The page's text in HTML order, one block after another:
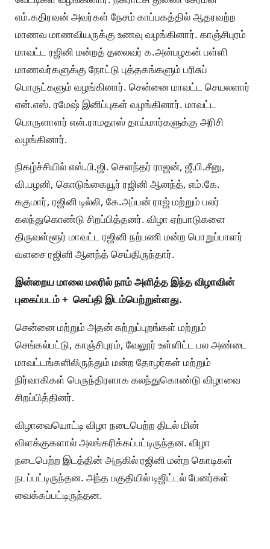
எம்.கதிரவன் அவர்கள் நேசம் காப்பகத்தில் ஆதரவற்ற
மாணவ மாணவியருக்கு உணவு வழங்கினார். காஞ்சிபுரம்
மாவட்ட ரஜினி மன்றத் தலைவர் க.அன்பழகன் பள்ளி
மாணவர்களுக்கு நோட்டு புத்தகங்களும் பரிசுப்
பொருட்களும் வழங்கினார். சென்னை மாவட்ட செயலளார்
என்.எஸ். ரமேஷ் இனிப்புகள் வழங்கினார். மாவட்ட
பொருளாளர் என்.ராமதாஸ் தாய்மார்களுக்கு அரிசி
வழங்கினார்.
நிகழ்ச்சியில் எஸ்.பி.ஜி. சௌந்தர் ராஜன், ஜீ.பி.சீனு,
வி.பழனி, கொடுங்கையூர் ரஜினி ஆனந்த், எம்.கே.
சுகுமார், ரஜினி டில்லி, கே.அப்பன் ராஜ் மற்றும் பலர்
கலந்துகொண்டு சிறப்பித்தனர். விழா ஏற்பாடுகளை
திருவள்ளூர் மாவட்ட ரஜினி நற்பணி மன்ற பொறுப்பாளர்
வளசை ரஜினி ஆனந்த் செய்திருந்தார்.
இன்றைய மாலை மலரில் நாம் அளித்த இந்த விழாவின்
புகைப்படம் + செய்தி இடம்பெற்றுள்ளது.
சென்னை மற்றும் அதன் சுற்றுப்புறங்கள் மற்றும்
செங்கல்பட்டு, காஞ்சிபுரம், வேலூர் உள்ளிட்ட பல அண்டை
மாவட்டங்களிலிருந்தும் மன்ற தோழர்கள் மற்றும்
நிர்வாகிகள் பெருந்திரளாக கலந்துகொண்டு விழாவை
சிறப்பித்தினர்.
விழாவையொட்டி விழா நடைபெற்ற திடல் மின்
விளக்குகளால் அலங்கரிக்கப்பட்டிருந்தன. விழா
நடைபெற்ற இடத்தின் அருகில் ரஜினி மன்ற கொடிகள்
நடப்பட்டிருந்தன. அந்த பகுதியில் டிஜிட்டல் பேனர்கள்
வைக்கப்பட்டிருந்தன.